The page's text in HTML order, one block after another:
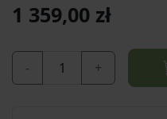
1 359,00 zł
- +